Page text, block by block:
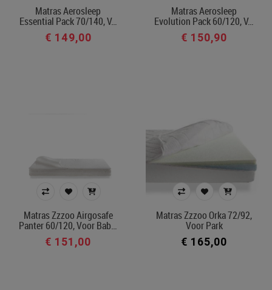
Belgisch product
Matras Aerosleep
Essential Pack 70/140, V…
€ 149,00
Matras Aerosleep
Evolution Pack 60/120, V…
€ 150,90
Matras Zzzoo Airgosafe
Panter 60/120, Voor Bab…
€ 151,00
Matras Zzzoo Orka 72/92,
Voor Park
€ 165,00